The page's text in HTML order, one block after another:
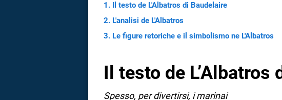
Il testo de L'Albatros di Baudelaire
L'analisi de L'Albatros
Le figure retoriche e il simbolismo ne L'Albatros
Il testo de L’Albatros
Spesso, per divertirsi, i marinai